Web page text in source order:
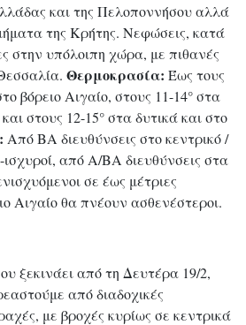
και της Πελοποννήσου αλλά
της Κρήτης. Νεφώσεις, κατά
στην υπόλοιπη χώρα, με πιθανές
Θερμοκρασία: Έως τους
βόρειο Αιγαίο, στους 11-14° στα
στους 12-15° στα δυτικά και στο
Από ΒΑ διευθύνσεις στο κεντρικό /
ισχυροί, από Α/ΒΑ διευθύνσεις στα
σε έως μέτριες
Αιγαίο θα πνέουν ασθενέστεροι.
ξεκινάει από τη Δευτέρα 19/2,
από διαδοχικές
με βροχές κυρίως σε κεντρικά